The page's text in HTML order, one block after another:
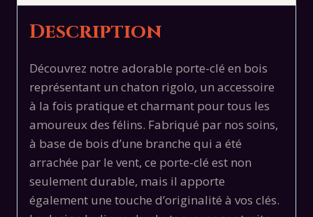
Description
Découvrez notre adorable porte-clé en bois
représentant un chaton rigolo, un accessoire
à la fois pratique et charmant pour tous les
amoureux des félins. Fabriqué par nos soins,
à base de bois d’une branche qui a été
arrachée par le vent, ce porte-clé est non
seulement durable, mais il apporte
également une touche d’originalité à vos clés.